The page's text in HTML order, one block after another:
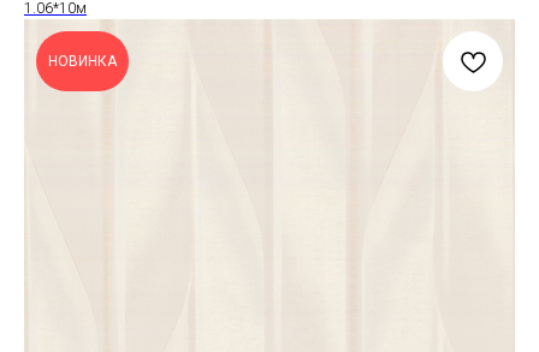
1.06*10м
НОВИНКА